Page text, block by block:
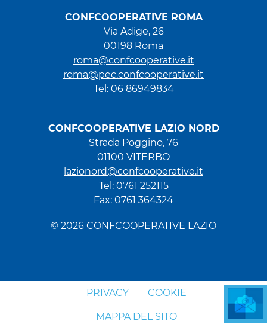
CONFCOOPERATIVE ROMA
Via Adige, 26
00198 Roma
roma@confcooperative.it
roma@pec.confcooperative.it
Tel: 06 86949834
CONFCOOPERATIVE LAZIO NORD
Strada Poggino, 76
01100 VITERBO
lazionord@confcooperative.it
Tel: 0761 252115
Fax: 0761 364324
© 2026 CONFCOOPERATIVE LAZIO
PRIVACY COOKIE
MAPPA DEL SITO